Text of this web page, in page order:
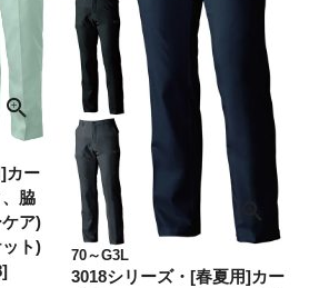
カー
脇
ア)
ト)
70～G3L
3018シリーズ・[春夏用]カー